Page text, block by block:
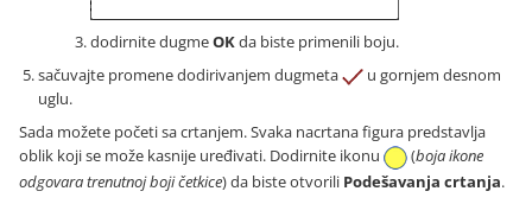
dodirnite dugmeOKda biste primenili boju.
sačuvajte promene dodirivanjem dugmeta
u gornjem desnom
uglu.
Sada možete početi sa crtanjem. Svaka nacrtana figura predstavlja
oblik koji se može kasnije uređivati. Dodirnite ikonu
(boja ikone
odgovara trenutnoj boji četkice) da biste otvorili Podešavanja crtanja.